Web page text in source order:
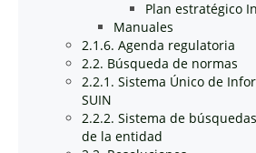
Plan estratégico
Manuales
2.1.6. Agenda regulatoria
2.2. Búsqueda de normas
2.2.1. Sistema Único de
SUIN
2.2.2. Sistema de
de la entidad